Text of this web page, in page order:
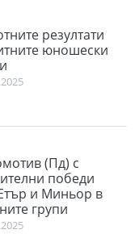
резултати
юношески
(Пд) с
победи
и Миньор в
групи